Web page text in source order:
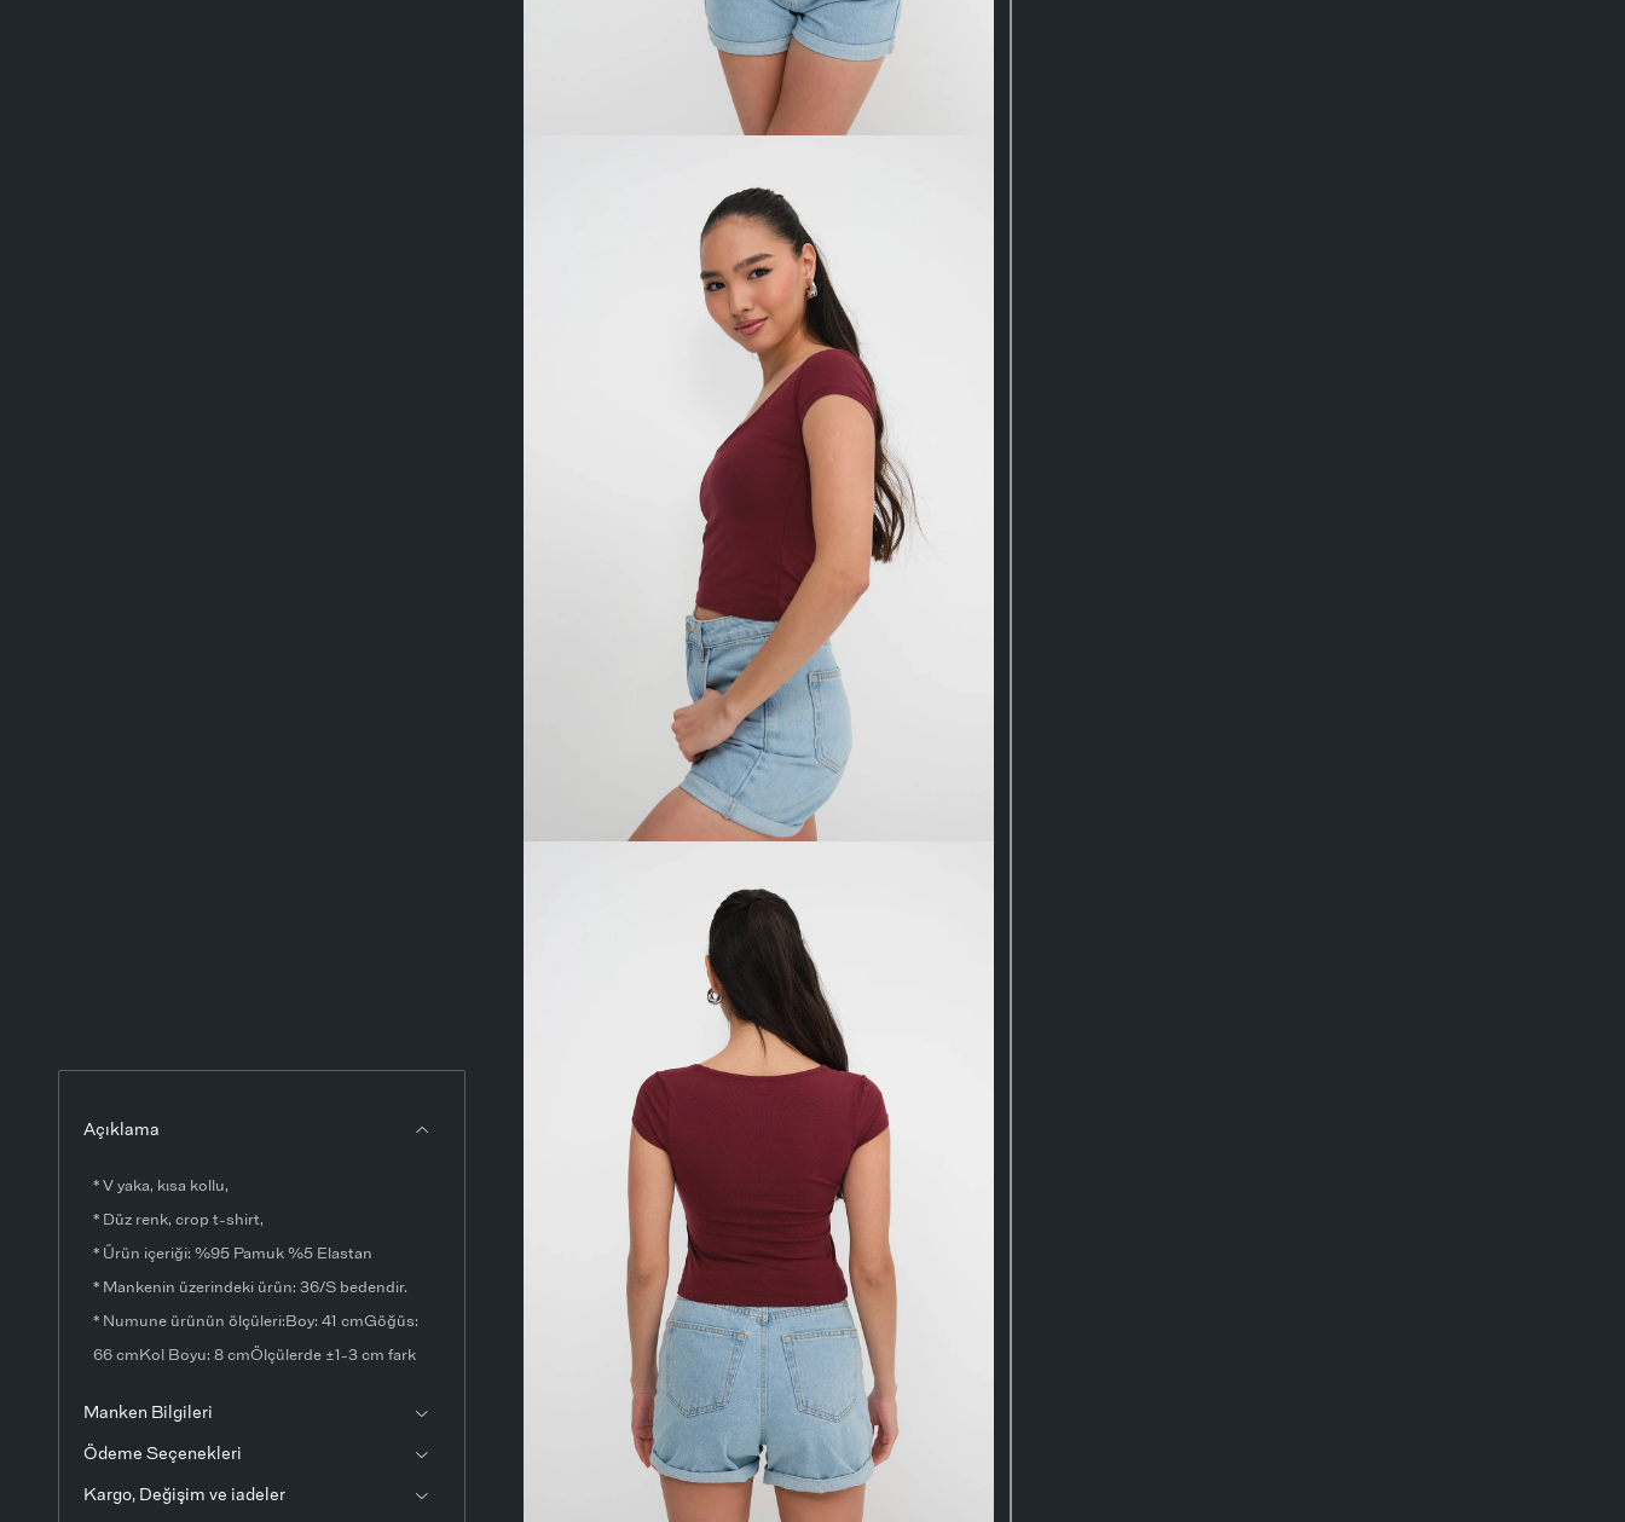
Açıklama
* V yaka, kısa kollu,
* Düz renk, crop t-shirt,
* Ürün içeriği: %95 Pamuk %5 Elastan
* Mankenin üzerindeki ürün: 36/S bedendir.
* Numune ürünün ölçüleri:Boy: 41 cmGöğüs:
66 cmKol Boyu: 8 cmÖlçülerde ±1-3 cm fark
* Ürün fotoğrafları stüdyo ortamında
çekilmiştir. Işık ve ekran ayarlarından dolayı
renklerde ton farklılıkları görülebilir.
Manken Bilgileri
Ödeme Seçenekleri
Kargo, Değişim ve iadeler